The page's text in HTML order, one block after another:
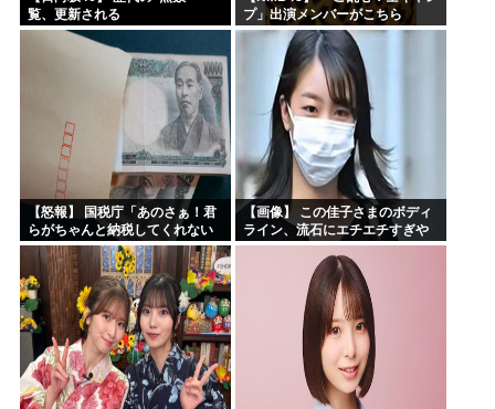
覧、更新される
プ」出演メンバーがこちら
【怒報】 国税庁「あのさぁ！君
らがちゃんと納税してくれない
とこうなっちゃうけどどうす
る？！」←これw w w w w w w w
【画像】 この佳子さまのボディ
ライン、流石にエチエチすぎや
ろ！